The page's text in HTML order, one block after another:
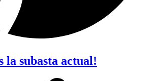
la subasta actual!